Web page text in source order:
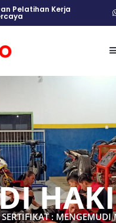
Pelatihan Kerja
: MENGEMUDI